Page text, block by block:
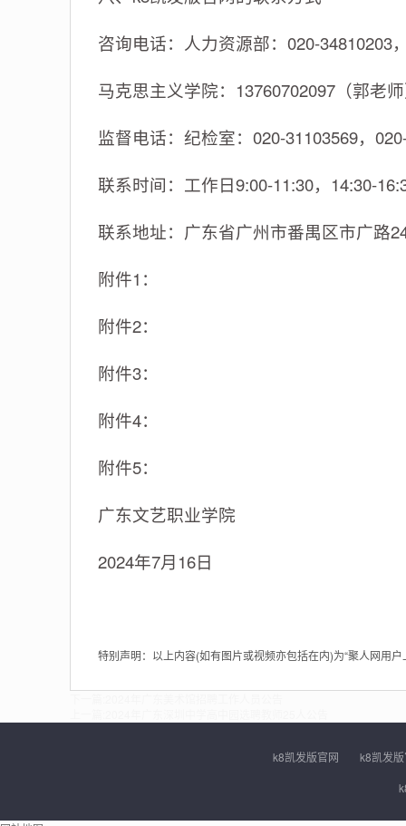
咨询电话：人力资源部：020-34810203
马克思主义学院：13760702097（郭老
监督电话：纪检室：020-31103569，
联系时间：工作日9:00-11:30，14:30-
联系地址：广东省广州市番禺区市广路
附件1：
附件2：
附件3：
附件4：
附件5：
广东文艺职业学院
2024年7月16日
特别声明：以上内容(如有图片或视频亦包括在内)为“聚人网用
k8凯发版官网
k8凯发